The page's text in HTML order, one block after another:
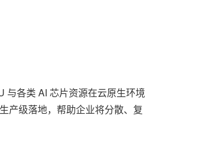
与各类 AI 芯片资源在云原生环境
产级落地，帮助企业将分散、复